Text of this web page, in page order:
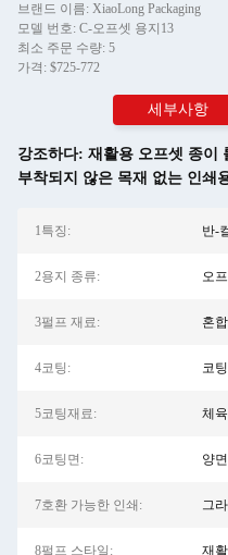
브랜드 이름: XiaoLong Packaging
모델 번호: C-오프셋 용지13
최소 주문 수량: 5
가격: $725-772
세부사항
강조하다: 재활용 오프셋 종이
부착되지 않은 목재 없는 인쇄
1특징: 반-
2용지 종류: 오
3펄프 재료: 혼
4코팅: 코
5코팅재료: 체육
6코팅면: 양면
7호환 가능한 인쇄: 그
8펄프 스타일: 재